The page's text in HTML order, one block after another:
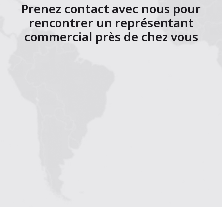
Prenez contact avec nous pour
rencontrer un représentant
commercial près de chez vous